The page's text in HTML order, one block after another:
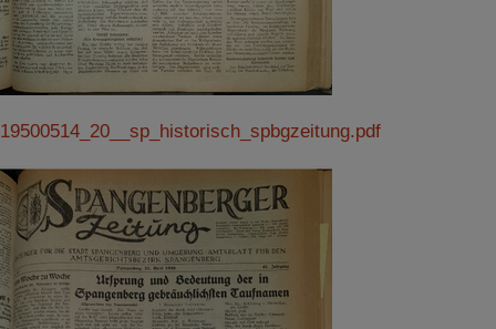
19500514_20__sp_historisch_spbgzeitung.pdf